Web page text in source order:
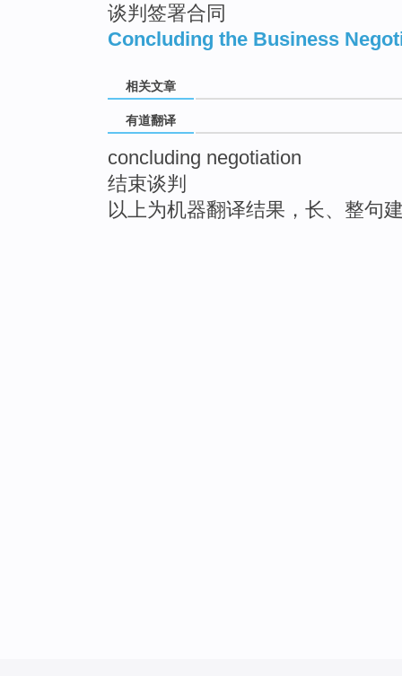
谈判签署合同
Concluding the Business
相关文章
有道翻译
concluding negotiation
结束谈判
以上为机器翻译结果，长、整句